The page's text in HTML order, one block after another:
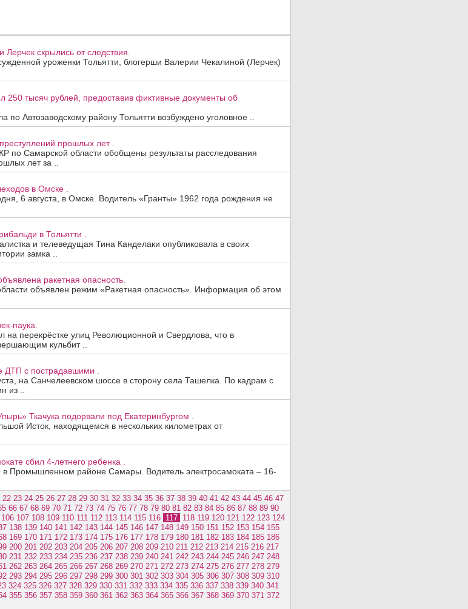
скрылись от следствия.
уроженки Тольятти, блогерши Валерии Чекалиной (Лерчек)
250 тысяч рублей, предоставив фиктивные документы об
по Автозаводскому району Тольятти возбуждено уголовное ..
прошлых лет .
по Самарской области обобщены результаты расследования
лет за ..
в Омске .
6 августа, в Омске. Водитель «Гранты» 1962 года рождения не
в Тольятти .
и телеведущая Тина Канделаки опубликовала в своих
замка ..
ракетная опасность.
объявлен режим «Ракетная опасность». Информация об этом
паука.
на перекрёстке улиц Революционной и Свердлова, что в
кульбит ..
ДТП с пострадавшими .
на Санчелеевском шоссе в сторону села Ташелка. По кадрам с
из ..
Ткачука подорвали под Екатеринбургом .
Исток, находящемся в нескольких километрах от
сбил 4-летнего ребенка .
Промышленном районе Самары. Водитель электросамоката – 16-
22 23 24 25 26 27 28 29 30 31 32 33 34 35 36 37 38 39 40 41 42 43 44 45 46 47
66 67 68 69 70 71 72 73 74 75 76 77 78 79 80 81 82 83 84 85 86 87 88 89 90
106 107 108 109 110 111 112 113 114 115 116 117 118 119 120 121 122 123 124
138 139 140 141 142 143 144 145 146 147 148 149 150 151 152 153 154 155
169 170 171 172 173 174 175 176 177 178 179 180 181 182 183 184 185 186
200 201 202 203 204 205 206 207 208 209 210 211 212 213 214 215 216 217
231 232 233 234 235 236 237 238 239 240 241 242 243 244 245 246 247 248
262 263 264 265 266 267 268 269 270 271 272 273 274 275 276 277 278 279
293 294 295 296 297 298 299 300 301 302 303 304 305 306 307 308 309 310
324 325 326 327 328 329 330 331 332 333 334 335 336 337 338 339 340 341
355 356 357 358 359 360 361 362 363 364 365 366 367 368 369 370 371 372